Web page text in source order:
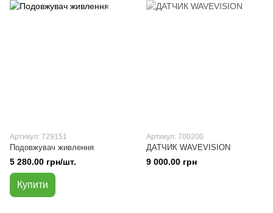
Артикул: 729151
Подовжувач живлення
5 280.00 грн/шт.
Купити
Артикул: 700200
ДАТЧИК WAVEVISION
9 000.00 грн